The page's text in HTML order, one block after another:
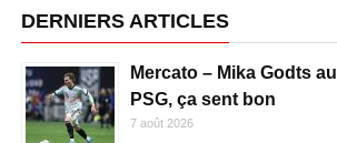
DERNIERS ARTICLES
Mercato – Mika Godts au
PSG, ça sent bon
7 août 2026